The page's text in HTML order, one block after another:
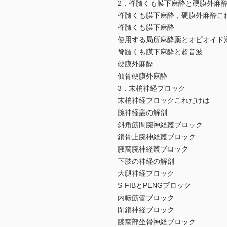
2．脊髄くも膜下麻酔と硬膜外麻
脊髄くも膜下麻酔，硬膜外麻酔こ
脊髄くも膜下麻酔
使用する局所麻酔薬とオピオイド
脊髄くも膜下麻酔と超音波
硬膜外麻酔
仙骨硬膜外麻酔
3．末梢神経ブロック
末梢神経ブロックこれだけは
腕神経叢の解剖
斜角筋間腕神経叢ブロック
鎖骨上腕神経叢ブロック
腋窩腕神経叢ブロック
下肢の神経の解剖
大腿神経ブロック
S-FIBとPENGブロック
内転筋管ブロック
閉鎖神経ブロック
膝窩部坐骨神経ブロック